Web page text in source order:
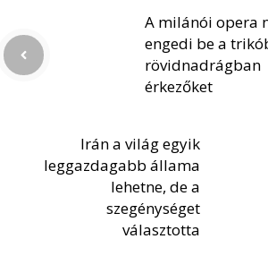
A milánói opera
engedi be a
rövidnadrágban
érkezőket
Irán a világ egyik
leggazdagabb állama
lehetne, de a
szegénységet
választotta